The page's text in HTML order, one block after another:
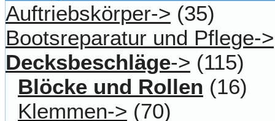
Auftriebskörper-> (35)
Bootsreparatur und Pflege->
Decksbeschläge-> (115)
Blöcke und Rollen (16)
Klemmen-> (70)